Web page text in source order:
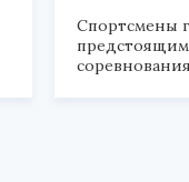
Спортсмены
предстоящим